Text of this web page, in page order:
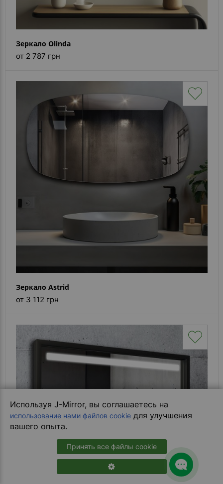
Используя J-Mirror, вы соглашаетесь на
использование нами файлов cookie для улучшения
вашего опыта.
Принять все файлы cookie
Зеркало Olinda
от 2 787 грн
Зеркало Astrid
от 3 112 грн